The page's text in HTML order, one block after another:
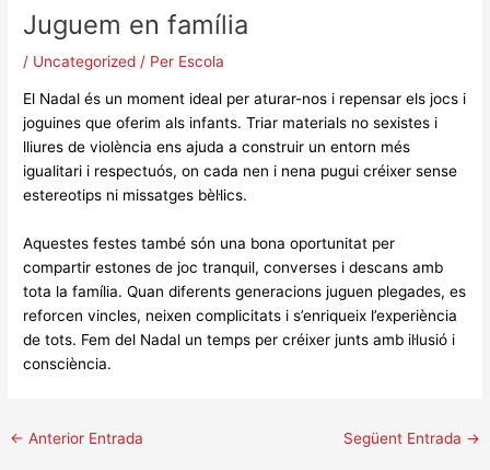
Juguem en família
/ Uncategorized / Per Escola
El Nadal és un moment ideal per aturar-nos i repensar els jocs i
joguines que oferim als infants. Triar materials no sexistes i
lliures de violència ens ajuda a construir un entorn més
igualitari i respectuós, on cada nen i nena pugui créixer sense
estereotips ni missatges bèl·lics.
Aquestes festes també són una bona oportunitat per
compartir estones de joc tranquil, converses i descans amb
tota la família. Quan diferents generacions juguen plegades, es
reforcen vincles, neixen complicitats i s’enriqueix l’experiència
de tots. Fem del Nadal un temps per créixer junts amb il·lusió i
consciència.
← Anterior Entrada Següent Entrada →